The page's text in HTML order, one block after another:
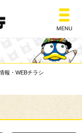
総合ディスカウント
報・WEBチラシ